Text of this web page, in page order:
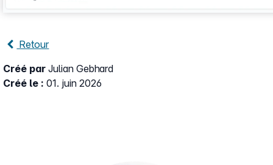
Retour
Créé par Julian Gebhard
Créé le : 01. juin 2026